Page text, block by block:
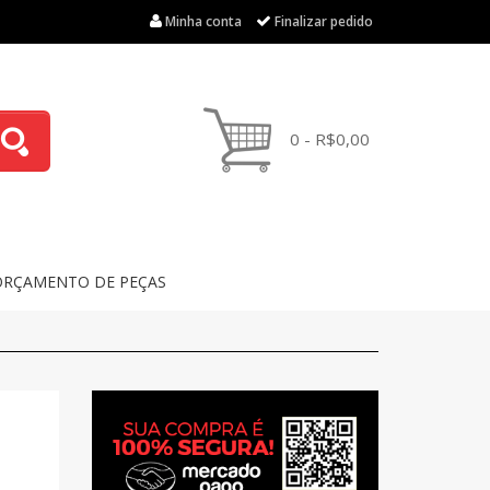
Minha conta Finalizar pedido
0 - R$0,00
DE PEÇAS